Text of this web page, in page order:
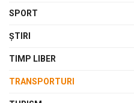
SPORT
ŞTIRI
TIMP LIBER
TRANSPORTURI